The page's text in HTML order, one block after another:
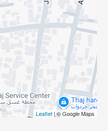
Leaflet| © Google Maps